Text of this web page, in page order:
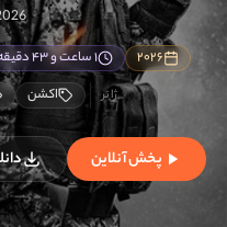
۲۰۲۶ ۱ ساعت و ۴۳ دقیقه
اکشن
پخش آنلاین